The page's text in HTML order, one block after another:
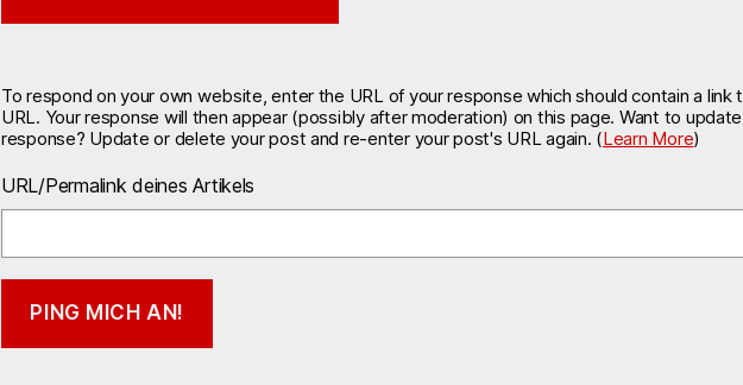
To respond on your own website, enter the URL of your response which should contain a link
URL. Your response will then appear (possibly after moderation) on this page. Want to
response? Update or delete your post and re-enter your post's URL again. (Learn More)
URL/Permalink deines Artikels